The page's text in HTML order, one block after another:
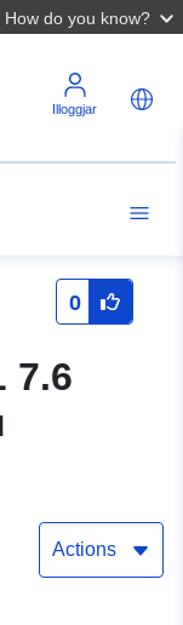
How do you know?
Illoggjar
0
7.6
Actions